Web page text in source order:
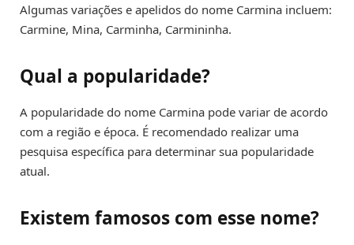
Algumas variações e apelidos do nome Carmina incluem:
Carmine, Mina, Carminha, Carmininha.
Qual a popularidade?
A popularidade do nome Carmina pode variar de acordo
com a região e época. É recomendado realizar uma
pesquisa específica para determinar sua popularidade
atual.
Existem famosos com esse nome?